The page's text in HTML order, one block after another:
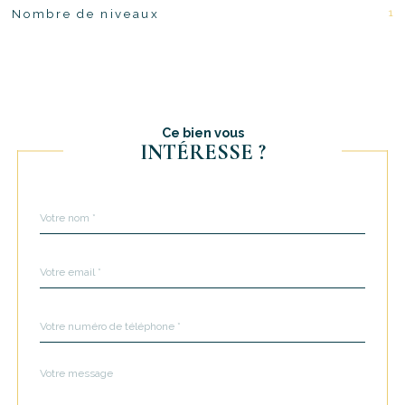
Nombre de niveaux 1
Ce bien vous
INTÉRESSE ?
par
*
*
*
Fieldset
Message